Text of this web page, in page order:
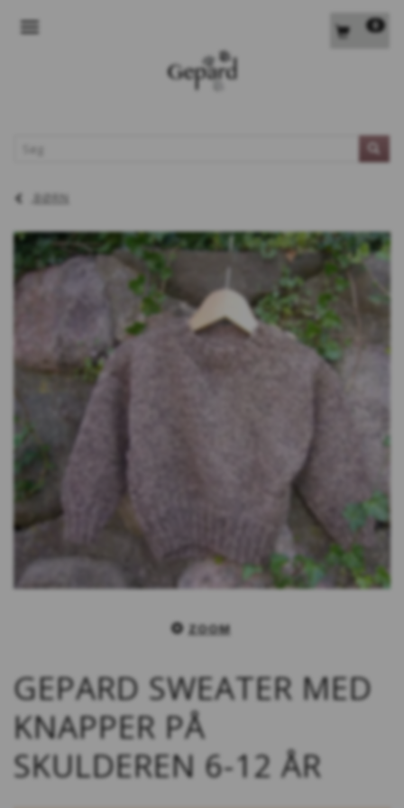
0
BØRN
ZOOM
GEPARD SWEATER MED
KNAPPER PÅ
SKULDEREN 6-12 ÅR